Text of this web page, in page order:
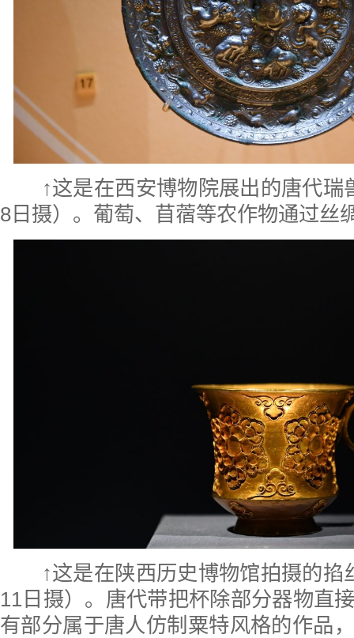
↑这是在西安博物院展出的唐代瑞
8日摄）。葡萄、苜蓿等农作物通过丝
↑这是在陕西历史博物馆拍摄的掐
11日摄）。唐代带把杯除部分器物直
有部分属于唐人仿制粟特风格的作品